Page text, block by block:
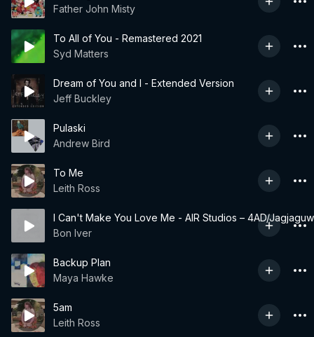
Father John Misty
To All of You - Remastered 2021
Syd Matters
Dream of You and I - Extended Version
Jeff Buckley
Pulaski
Andrew Bird
To Me
Leith Ross
I Can't Make You Love Me - AIR Studios – 4AD/
Bon Iver
Backup Plan
Maya Hawke
5am
Leith Ross